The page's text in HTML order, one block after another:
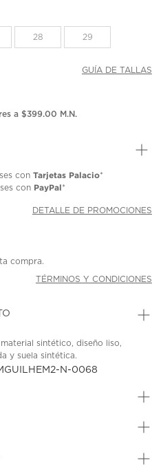
la
misma
28 29
GUÍA DE TALLAS
a $399.00 M.N.
con Tarjetas Palacio*
con PayPal*
DETALLE DE PROMOCIONES
compra.
TÉRMINOS Y CONDICIONES
material sintético, diseño liso,
y suela sintética.
N-0068